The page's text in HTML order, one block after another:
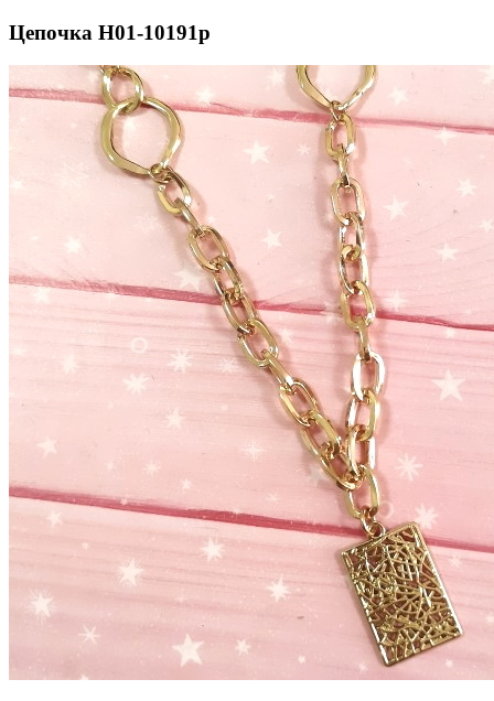
Цепочка Н01-10191р